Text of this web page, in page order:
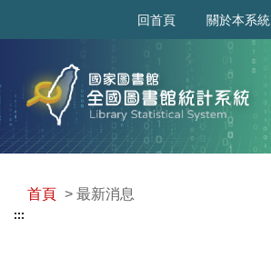
回首頁 關於本系統
首頁 > 最新消息
:::